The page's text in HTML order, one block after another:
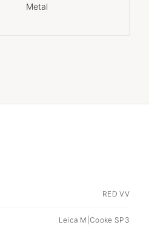
Metal
RED VV
Leica M|Cooke SP3